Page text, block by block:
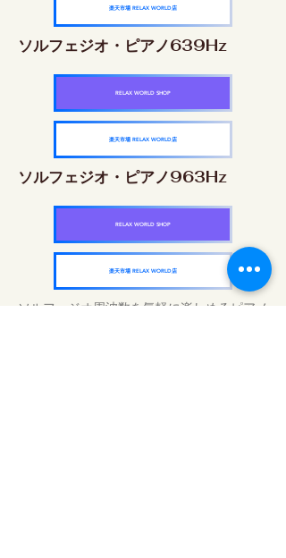
楽天市場 RELAX WORLD店
ソルフェジオ・ピアノ639Hz
RELAX WORLD SHOP
楽天市場 RELAX WORLD店
ソルフェジオ・ピアノ963Hz
RELAX WORLD SHOP
楽天市場 RELAX WORLD店
ソルフェジオ周波数を気軽に楽しめるピアノ